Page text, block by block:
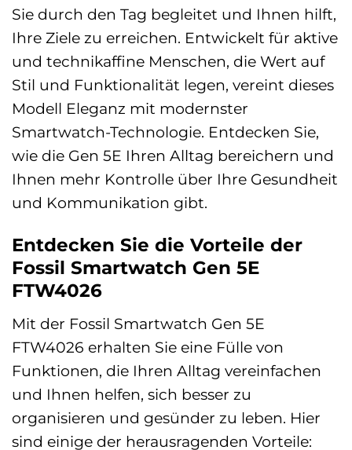
Sie durch den Tag begleitet und Ihnen hilft,
Ihre Ziele zu erreichen. Entwickelt für aktive
und technikaffine Menschen, die Wert auf
Stil und Funktionalität legen, vereint dieses
Modell Eleganz mit modernster
Smartwatch-Technologie. Entdecken Sie,
wie die Gen 5E Ihren Alltag bereichern und
Ihnen mehr Kontrolle über Ihre Gesundheit
und Kommunikation gibt.
Entdecken Sie die Vorteile der
Fossil Smartwatch Gen 5E
FTW4026
Mit der Fossil Smartwatch Gen 5E
FTW4026 erhalten Sie eine Fülle von
Funktionen, die Ihren Alltag vereinfachen
und Ihnen helfen, sich besser zu
organisieren und gesünder zu leben. Hier
sind einige der herausragenden Vorteile: